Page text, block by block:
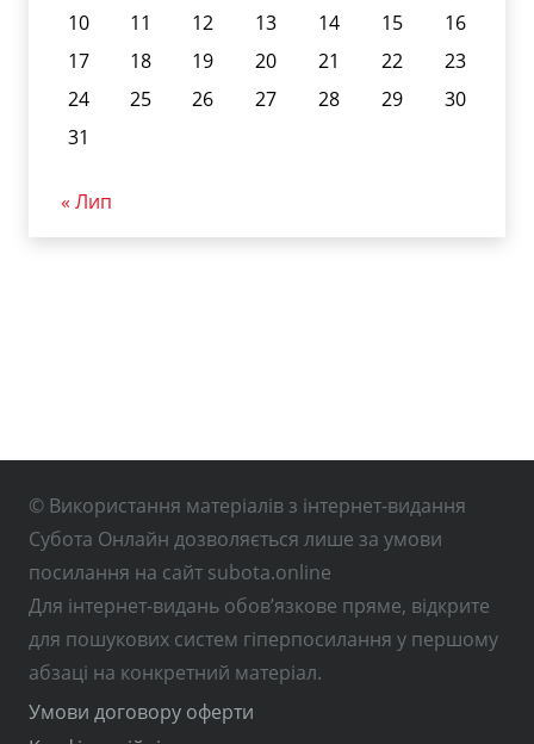
10
11 12 13 14 15
16
17
18 19 20 21 22
23
24
25 26 27 28 29
30
31
« Лип
© Використання матеріалів з інтернет-видання
Субота Онлайн дозволяється лише за умови
посилання на сайт subota.online
Для інтернет-видань обов’язкове пряме, відкрите
для пошукових систем гіперпосилання у першому
абзаці на конкретний матеріал.
Умови договору оферти